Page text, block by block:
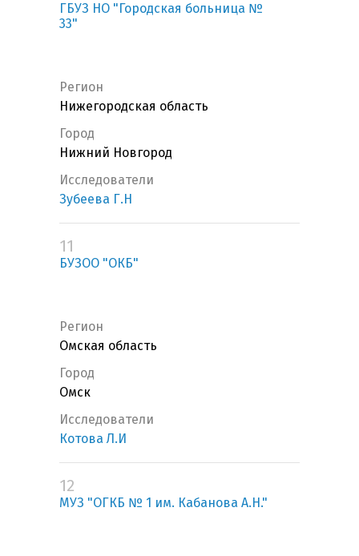
ГБУЗ НО "Городская больница №
33"
Регион
Нижегородская область
Город
Нижний Новгород
Исследователи
Зубеева Г.Н
11
БУЗОО "ОКБ"
Регион
Омская область
Город
Омск
Исследователи
Котова Л.И
12
МУЗ "ОГКБ № 1 им. Кабанова А.Н."